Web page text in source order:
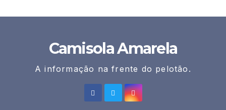
Camisola Amarela
A informação na frente do pelotão.